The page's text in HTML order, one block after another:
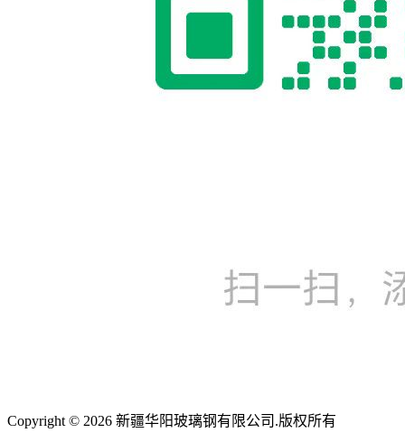
Copyright © 2026 新疆华阳玻璃钢有限公司.版权所有